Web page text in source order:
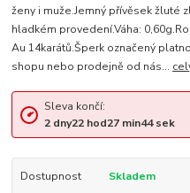
ženy i muže.Jemný přívěsek žluté
hladkém provedení.Váha:
Au 14karátů.Šperk označený
shopu nebo prodejně od nás...
Sleva končí:
2 dny22hod27min44sek
Dostupnost
Skladem